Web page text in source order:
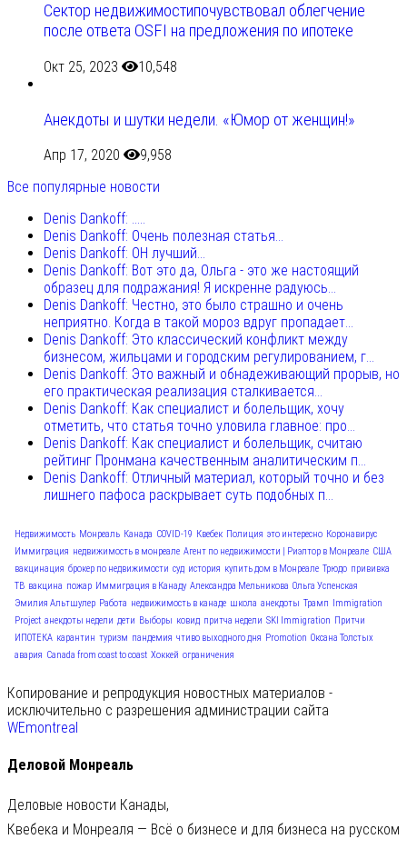
Сектор недвижимостипочувствовал облегчение
после ответа OSFI на предложения по ипотеке
Окт 25, 2023 10,548
Анекдоты и шутки недели. «Юмор от женщин!»
Апр 17, 2020
9,958
Все популярные новости
Denis Dankoff: .....
Denis Dankoff: Очень полезная статья...
Denis Dankoff: ОН лучший...
Denis Dankoff: Вот это да, Ольга - это же настоящий
образец для подражания! Я искренне радуюсь...
Denis Dankoff: Честно, это было страшно и очень
неприятно. Когда в такой мороз вдруг пропадает...
Denis Dankoff: Это классический конфликт между
бизнесом, жильцами и городским регулированием, г...
Denis Dankoff: Это важный и обнадеживающий прорыв, но
его практическая реализация сталкивается...
Denis Dankoff: Как специалист и болельщик, хочу
отметить, что статья точно уловила главное: про...
Denis Dankoff: Как специалист и болельщик, считаю
рейтинг Пронмана качественным аналитическим п...
Denis Dankoff: Отличный материал, который точно и без
лишнего пафоса раскрывает суть подобных п...
Недвижимость Монреаль Канада COVID-19 Квебек Полиция это интересно Коронавирус
Иммиграция недвижимость в монреале Агент по недвижимости | Риэлтор в Монреале США
вакцинация брокер по недвижимости суд история купить дом в Монреале Трюдо прививка
ТВ вакцина пожар Иммиграция в Канаду Александра Мельникова Ольга Успенская
Эмилия Альтшулер Работа недвижимость в канаде школа анекдоты Трамп
Immigration
Project анекдоты недели дети Выборы ковид притча недели SKI Immigration Притчи
ИПОТЕКА карантин туризм пандемия чтиво выходного дня Promotion Оксана Толстых
авария Canada from coast to coast Хоккей ограничения
Копирование и репродукция новостных материалов -
исключительно с разрешения администрации сайта
WEmontreal
Деловой Монреаль
Деловые новости Канады,
Квебека и Монреаля — Всё о бизнесе и для бизнеса на русском